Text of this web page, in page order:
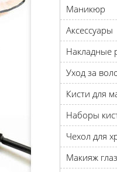
Маникюр
Аксессуары
Накладные
Уход за
Кисти для
Наборы
Чехол для
Макияж глаз